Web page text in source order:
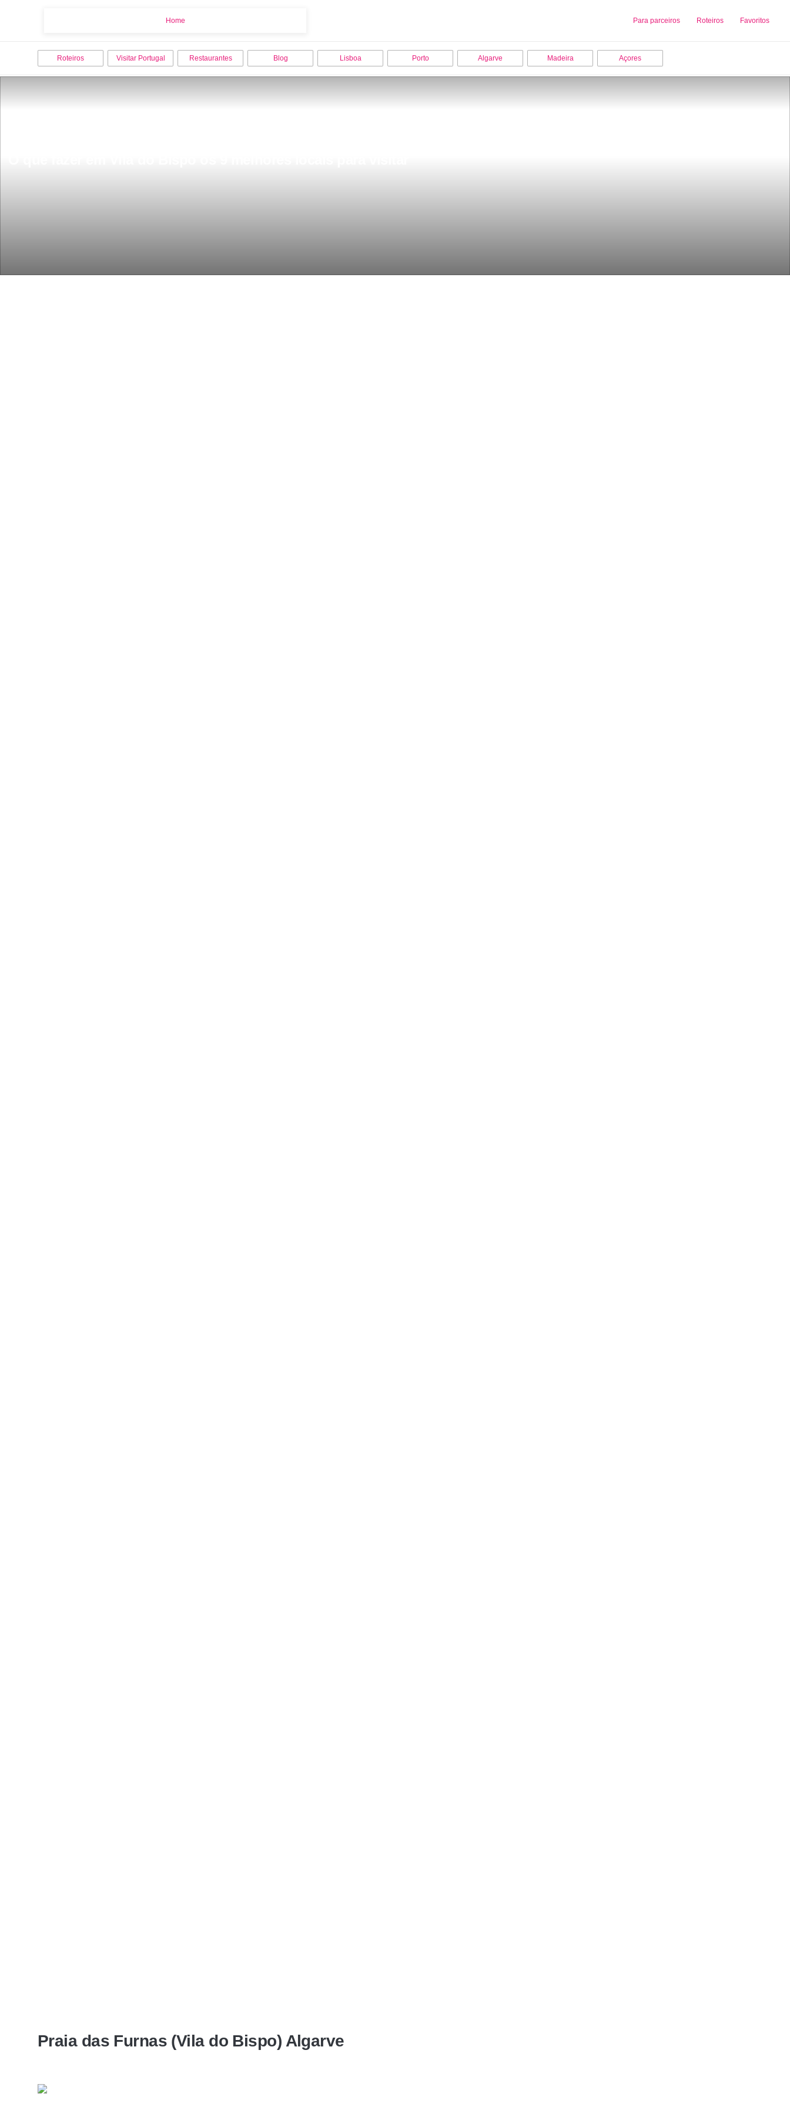
Home Para parceiros Roteiros Favoritos
Sobre nós Adicionar uma Empresa
Roteiros Visitar Portugal Restaurantes Blog Lisboa Porto Algarve Madeira Açores
Praia das Furnas (Vila do Bispo) Algarve